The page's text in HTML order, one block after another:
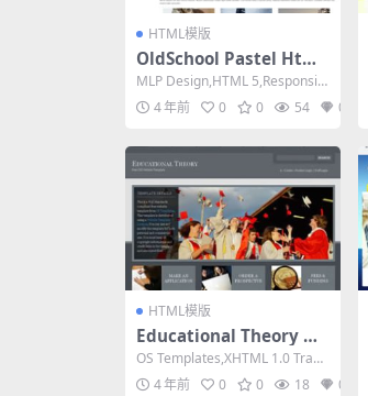
HTML模版
OldSchool Pastel Html
模版
MLP Design,HTML 5,Responsiv
e, 3 Columns,...
4 年前 0 0 54 0
HTML模版
Educational Theory Ht
ml模版
OS Templates,XHTML 1.0 Trans
itional,Fixe...
4 年前 0 0 18 0